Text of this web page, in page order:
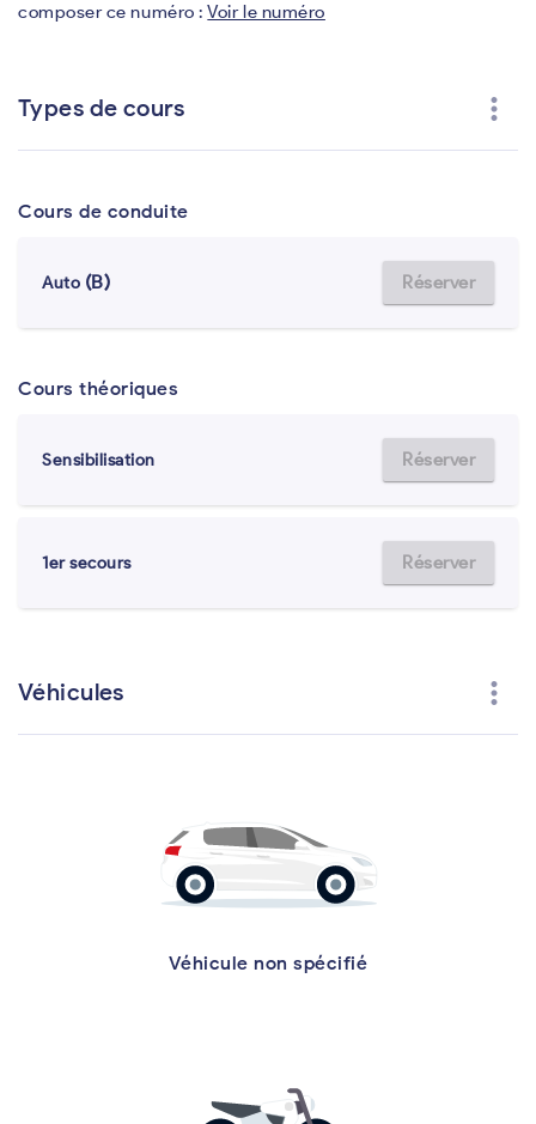
composer ce numéro :Voir le numéro
Types de cours more_vert
Cours de conduite
Auto (B) Réserver
Cours théoriques
Sensibilisation Réserver
1er secours Réserver
Véhicules more_vert
Véhicule non spécifié